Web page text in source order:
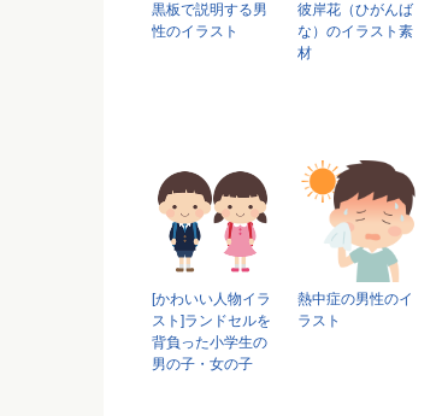
黒板で説明する男
性のイラスト
彼岸花（ひがんば
な）のイラスト素
材
[かわいい人物イラ
スト]ランドセルを
背負った小学生の
男の子・女の子
熱中症の男性のイ
ラスト